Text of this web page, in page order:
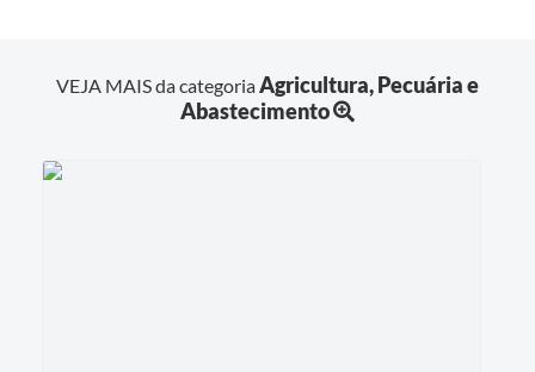
VEJA MAIS da categoriaAgricultura, Pecuária e
Abastecimento